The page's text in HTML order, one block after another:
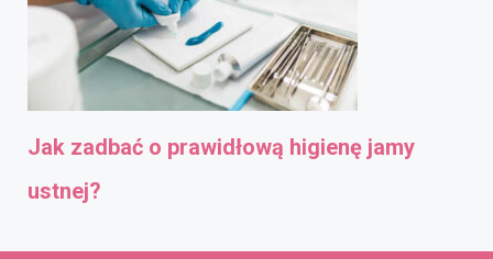
Jak zadbać o prawidłową higienę jamy
ustnej?